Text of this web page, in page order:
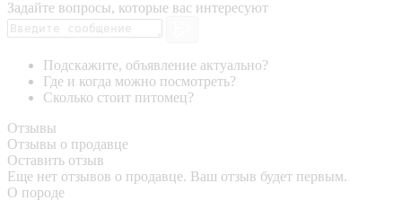
Задайте вопросы, которые вас интересуют
Подскажите, объявление актуально?
Где и когда можно посмотреть?
Сколько стоит питомец?
Отзывы
Отзывы о продавце
Оставить отзыв
Еще нет отзывов о продавце. Ваш отзыв будет первым.
О породе